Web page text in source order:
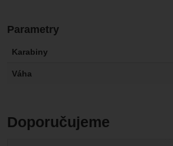
Parametry
Karabiny
Váha
Doporučujeme